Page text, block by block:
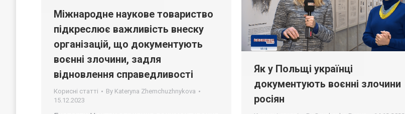
Міжнародне наукове товариство
підкреслює важливість внеску
організацій, що документують
воєнні злочини, задля
відновлення справедливості
Корисні статті By Kateryna Zhemchuzhnykova
15.12.2023
Як у Польщі українці
документують воєнні злочини
росіян